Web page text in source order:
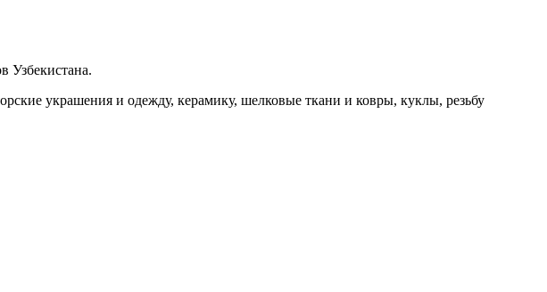
Узбекистана.
украшения и одежду, керамику, шелковые ткани и ковры, куклы, резьбу